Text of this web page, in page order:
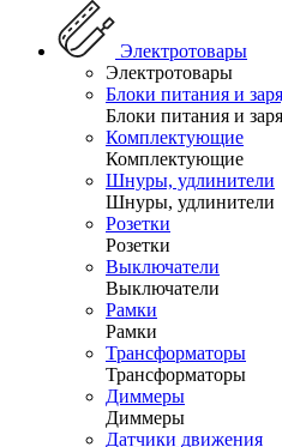
Электротовары
Электротовары
Блоки питания и
Блоки питания и
Комплектующие
Комплектующие
Шнуры, удлинители
Шнуры, удлинители
Розетки
Розетки
Выключатели
Выключатели
Рамки
Рамки
Трансформаторы
Трансформаторы
Диммеры
Диммеры
Датчики движения